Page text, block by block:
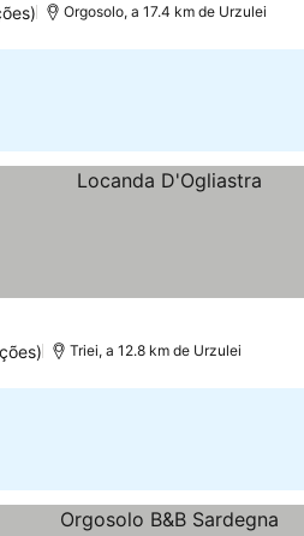
Orgosolo, a 17.4 km de Urzulei
Triei, a 12.8 km de Urzulei